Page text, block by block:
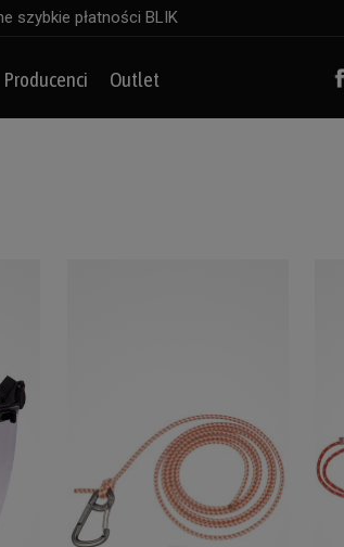
szybkie płatności BLIK
Producenci Outlet